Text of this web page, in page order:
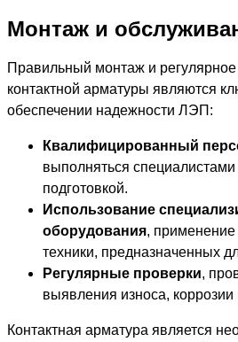
Монтаж и
Правильный монтаж и
контактной арматуры являются
обеспечении надежности ЛЭП:
Квалифицированный
выполняться
подготовкой.
Использование
оборудования, применение
техники, предназначенных
Регулярные проверки,
выявления износа, коррозии
Контактная арматура является